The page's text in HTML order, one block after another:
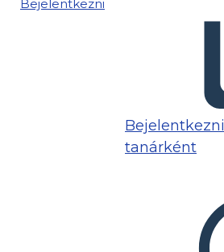
Bejelentkezni
Bejelentkezni
tanárként